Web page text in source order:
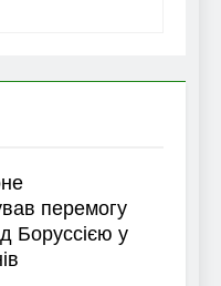
перемогу
Боруссією у